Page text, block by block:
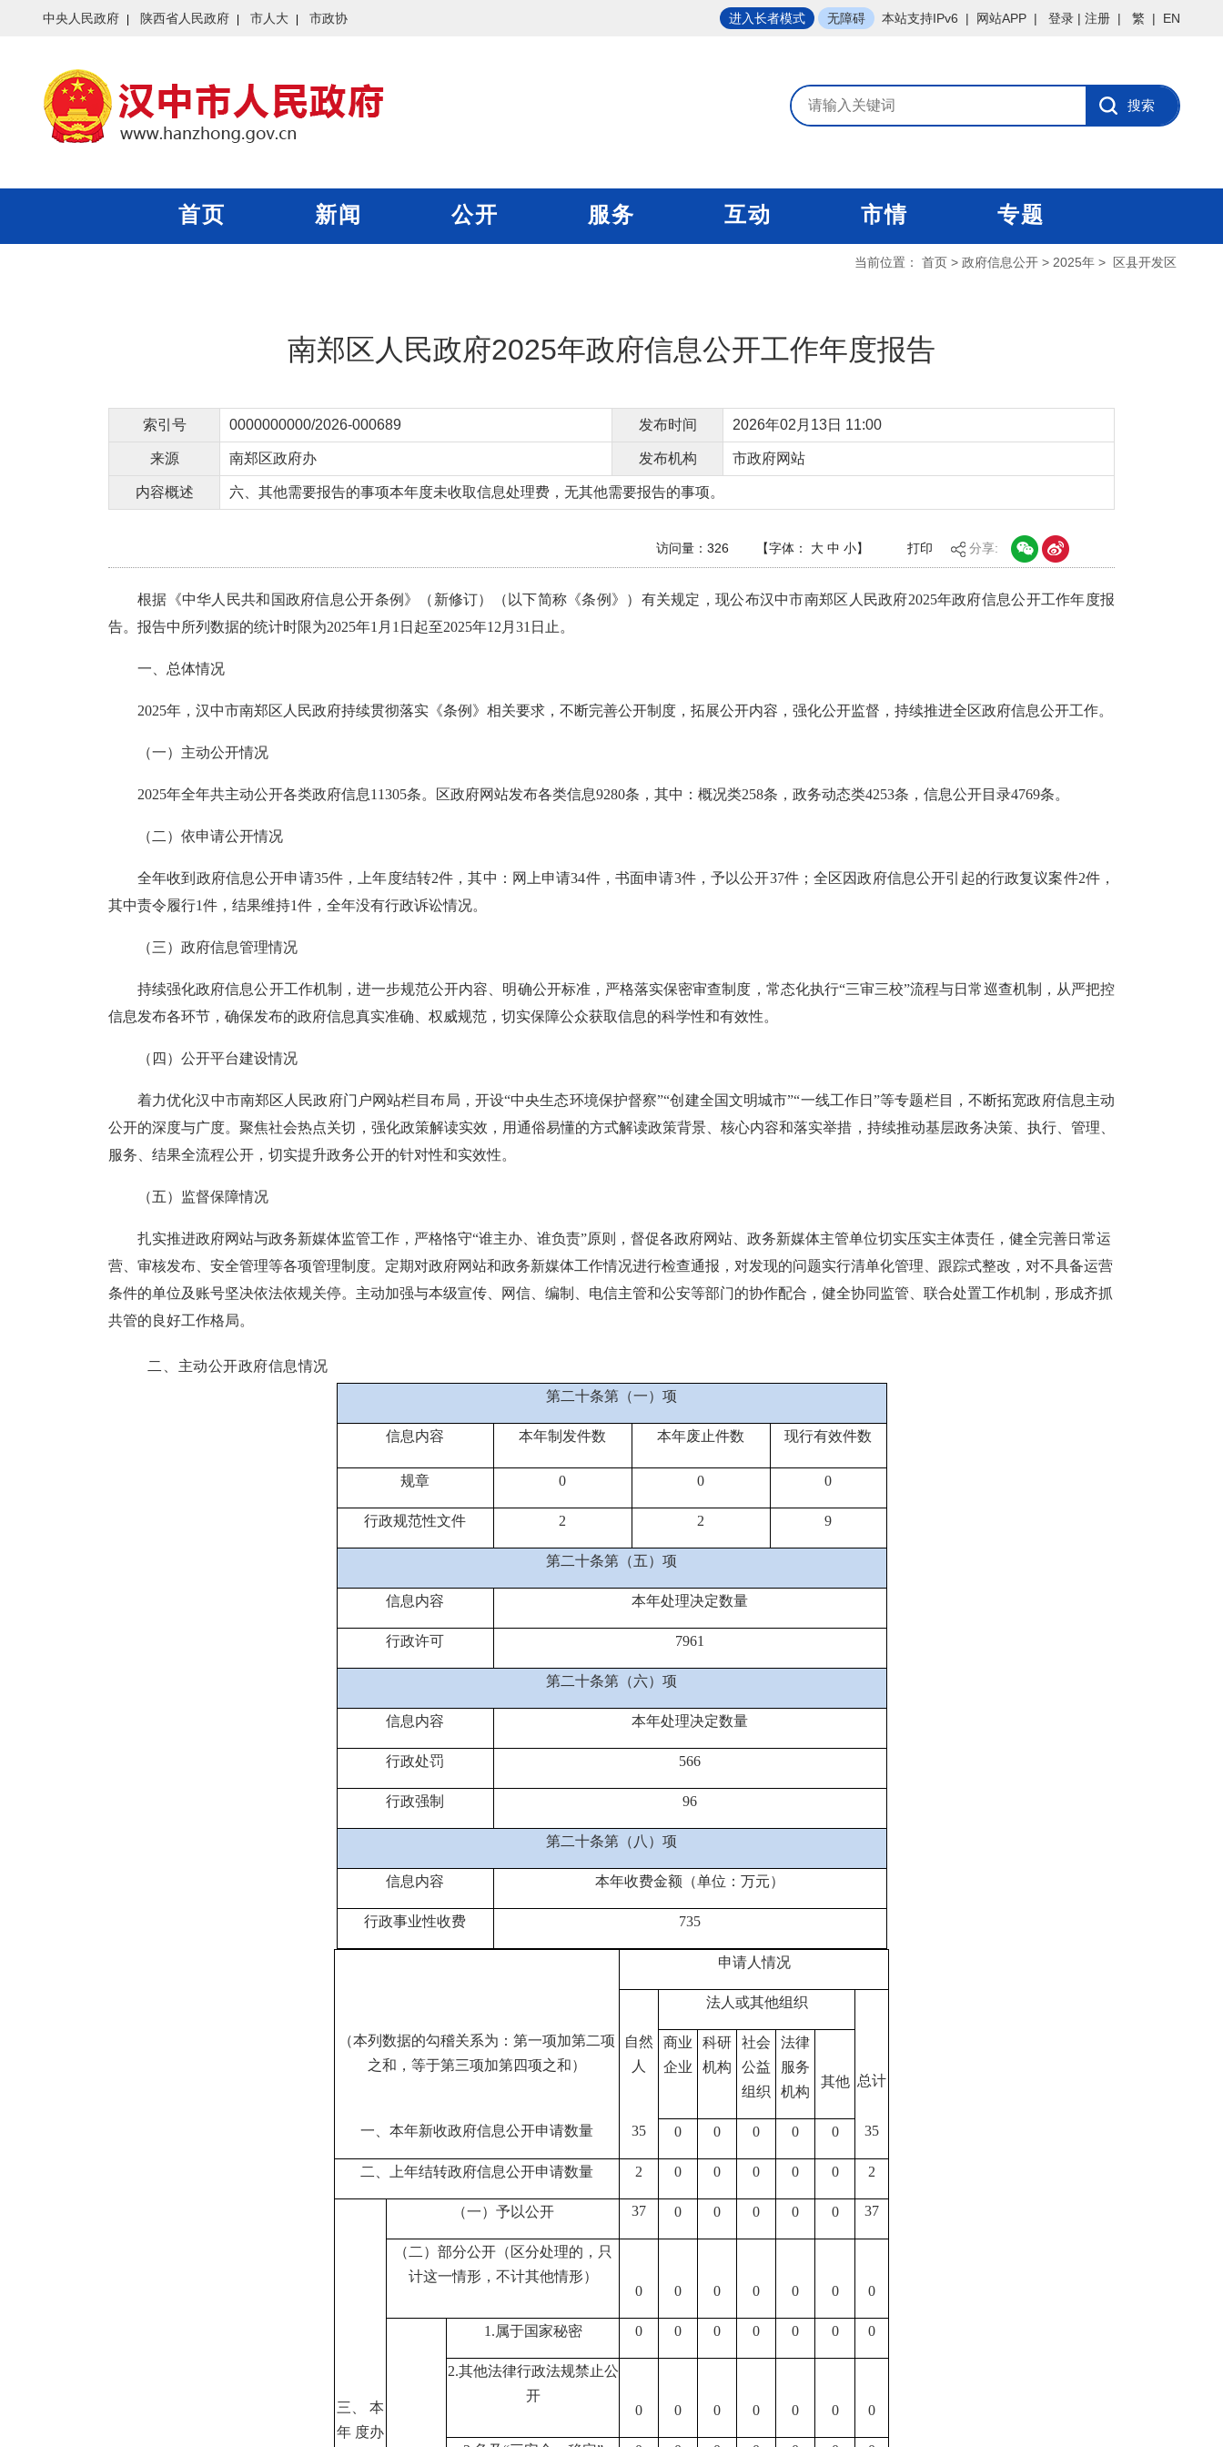
中央人民政府 陕西省人民政府 市人大 市政协 进入长者模式 无障碍 本站支持IPv6 | 网站APP | 登录 | 注册 | 繁 | EN
首页 新闻 公开 服务 互动 市情 专题
当前位置： 首页 > 政府信息公开 > 2025年 > 区县开发区
南郑区人民政府2025年政府信息公开工作年度报告
索引号 0000000000/2026-000689 发布时间 2026年02月13日 11:00
来源 南郑区政府办 发布机构 市政府网站
内容概述 六、其他需要报告的事项本年度未收取信息处理费，无其他需要报告的事项。
访问量： 326 【字体： 大 中 小】 打印 分享:
根据《中华人民共和国政府信息公开条例》（新修订）（ 以下简称《条例》）有关规定，现公布汉中市南郑区人民政府2025年政府信息公开工作年度报
告。 报告中所列数据的统计时限为2025年1月1日起至2025年12月31日止 。
一、总体情况
2025年， 汉中市南郑区 人民政府持续贯彻落实《条例》相关要求， 不断完善公开制度，拓展公开内容，强化公开监督，持续推进全区政府信息公开工作。
（一）主动公开情况
2025年全年共主动公开各类政府信息11305条。 区政府网站发布各类信息9280条，其中 ： 概况类258条，政务动态类4253条，信息公开目录4769条。
（二）依申请公开情况
全年收到政府信息公开申请35件，上年度结转2件，其中：网上申请34件，书面申请3件，予以公开37件；全区因政府信息公开引起的行政复议案件2件，
其中责令履行1件，结果维持1件，全年没有行政诉讼情况。
（三） 政府信息管理情况
持续强化政府信息公开工作机制，进一步规范公开内容、明确公开标准，严格落实保密审查制度，常态化执行“三审三校”流程与日常巡查机制，从严把控
信息发布各环节，确保发布的政府信息真实准确、权威规范，切实保障公众获取信息的科学性和有效性。
（四）公开平台建设情况
着力优化汉中市南郑区人民政府门户网站栏目布局， 开设“中央生态环境保护督察”“创建全国文明城市”“一线工作日”等专题栏目，不断拓宽政府信息主动
公开的深度与广度。聚焦社会热点关切，强化政策解读实效，用通俗易懂的方式解读政策背景、核心内容和落实举措，持续推动基层政务决策、执行、管理、
服务、结果全流程公开，切实提升政务公开的针对性和实效性。
（五） 监督保障情况
扎实推进政府网站与政务新媒体监管工作，严格恪守“谁主办、谁负责”原则，督促各政府网站、政务新媒体主管单位切实压实主体责任，健全完善日常运
营、审核发布、安全管理等各项管理制度。 定期对政府网站和政务新媒体工作情况进行检查通报， 对发现的问题实行清单化管理、跟踪式整改，对不具备运营
条件的单位及账号坚决依法依规关停。主动加强与本级宣传、网信、编制、电信主管和公安等部门的协作配合，健全协同监管、联合处置工作机制，形成齐抓
共管的良好工作格局。
二、主动公开政府信息情况
第二十条第（一）项
信息内容 本年制发件数 本年废止件数 现行有效件数
规章 0 0 0
行政规范性文件 2 2 9
第二十条第（五）项
信息内容 本年处理决定数量
行政许可 7961
第二十条第（六）项
信息内容 本年处理决定数量
行政处罚 566
行政强制 96
第二十条第（八）项
信息内容 本年收费金额（单位：万元）
行政事业性收费 735
（本列数据的勾稽关系为：第一项加第二项
之和，等于第三项加第四项之和）
申请人情况
自然
人
法人或其他组织
总计
商业
企业
科研
机构
社会
公益
组织
法律
服务
机构
其他
一、本年新收政府信息公开申请数量 35 0 0 0 0 0 35
二、上年结转政府信息公开申请数量 2 0 0 0 0 0 2
三、
本
年 度办
（一）予以公开 37 0 0 0 0 0 37
（二）部分公开（区分处理的，只
计这一情形，不计其他情形）
0
0 0 0 0 0 0
1.属于国家秘密 0 0 0 0 0 0 0
2.其他法律行政法规禁止公
开
0
0 0 0 0 0 0